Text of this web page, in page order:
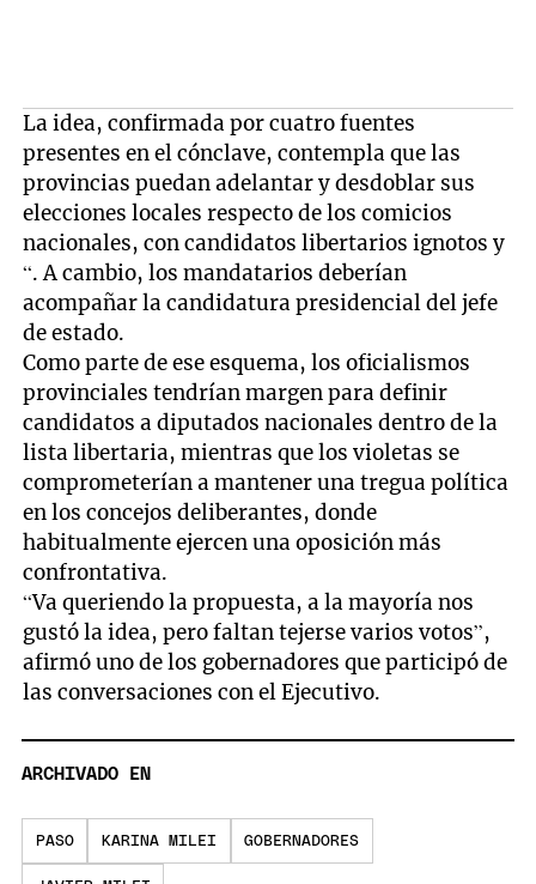
La idea, confirmada por cuatro fuentes
presentes en el cónclave, contempla que las
provincias puedan adelantar y desdoblar sus
elecciones locales respecto de los comicios
nacionales, con candidatos libertarios ignotos y
“. A cambio, los mandatarios deberían
acompañar la candidatura presidencial del jefe
de estado.
Como parte de ese esquema, los oficialismos
provinciales tendrían margen para definir
candidatos a diputados nacionales dentro de la
lista libertaria, mientras que los violetas se
comprometerían a mantener una tregua política
en los concejos deliberantes, donde
habitualmente ejercen una oposición más
confrontativa.
“Va queriendo la propuesta, a la mayoría nos
gustó la idea, pero faltan tejerse varios votos”,
afirmó uno de los gobernadores que participó de
las conversaciones con el Ejecutivo.
ARCHIVADO EN
PASO KARINA MILEI GOBERNADORES